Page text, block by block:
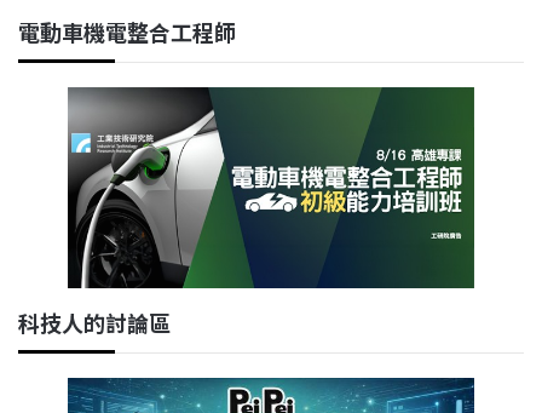
電動車機電整合工程師
科技人的討論區